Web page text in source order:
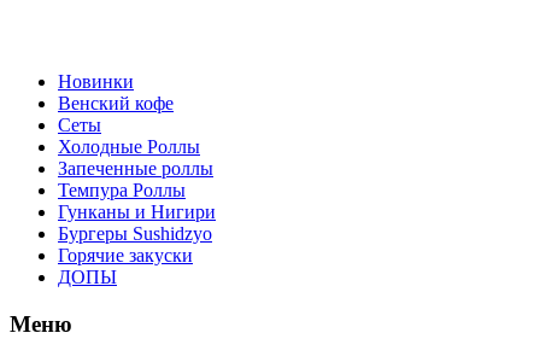
Новинки
Венский кофе
Сеты
Холодные Роллы
Запеченные роллы
Темпура Роллы
Гунканы и Нигири
Бургеры Sushidzyo
Горячие закуски
ДОПЫ
Меню